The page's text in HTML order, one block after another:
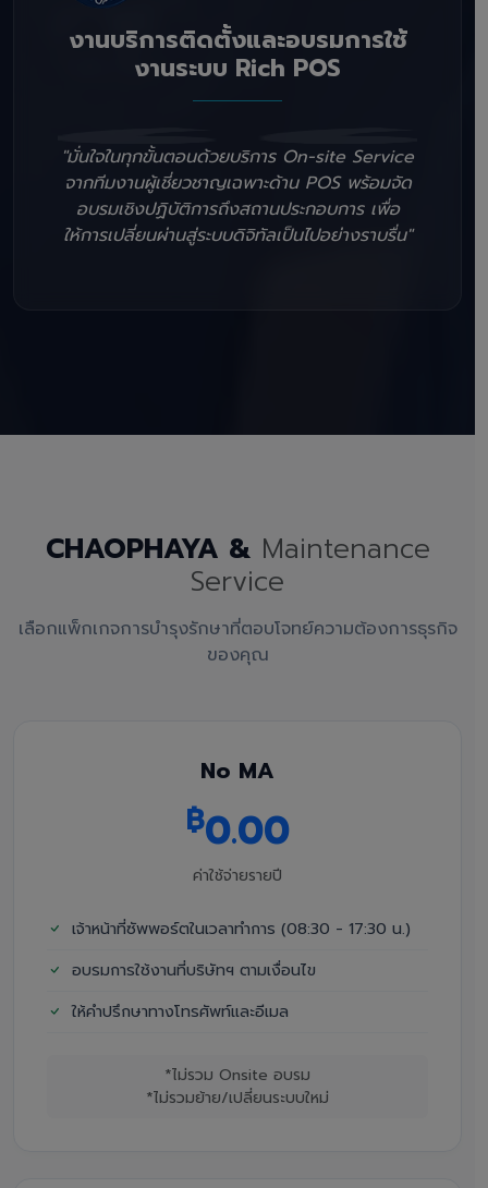
งานบริการติดตั้งและอบรมการใช้
งานระบบ Rich POS
"มั่นใจในทุกขั้นตอนด้วยบริการ On-site Service
จากทีมงานผู้เชี่ยวชาญเฉพาะด้าน POS พร้อมจัด
อบรมเชิงปฏิบัติการถึงสถานประกอบการ เพื่อ
ให้การเปลี่ยนผ่านสู่ระบบดิจิทัลเป็นไปอย่างราบรื่น"
CHAOPHAYA & Maintenance
Service
เลือกแพ็กเกจการบำรุงรักษาที่ตอบโจทย์ความต้องการธุรกิจ
ของคุณ
No MA
฿0.00
ค่าใช้จ่ายรายปี
เจ้าหน้าที่ซัพพอร์ตในเวลาทำการ (08:30 - 17:30 น.)
อบรมการใช้งานที่บริษัทฯ ตามเงื่อนไข
ให้คำปรึกษาทางโทรศัพท์และอีเมล
*ไม่รวม Onsite อบรม
*ไม่รวมย้าย/เปลี่ยนระบบใหม่